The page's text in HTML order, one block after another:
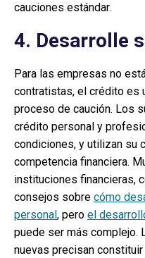
cauciones estándar.
4. Desarrolle
Para las empresas no
contratistas, el crédito es
proceso de caución. Los
crédito personal y
condiciones, y utilizan su
competencia financiera.
instituciones financieras,
consejos sobre cómo
personal , pero el
puede ser más complejo.
nuevas precisan